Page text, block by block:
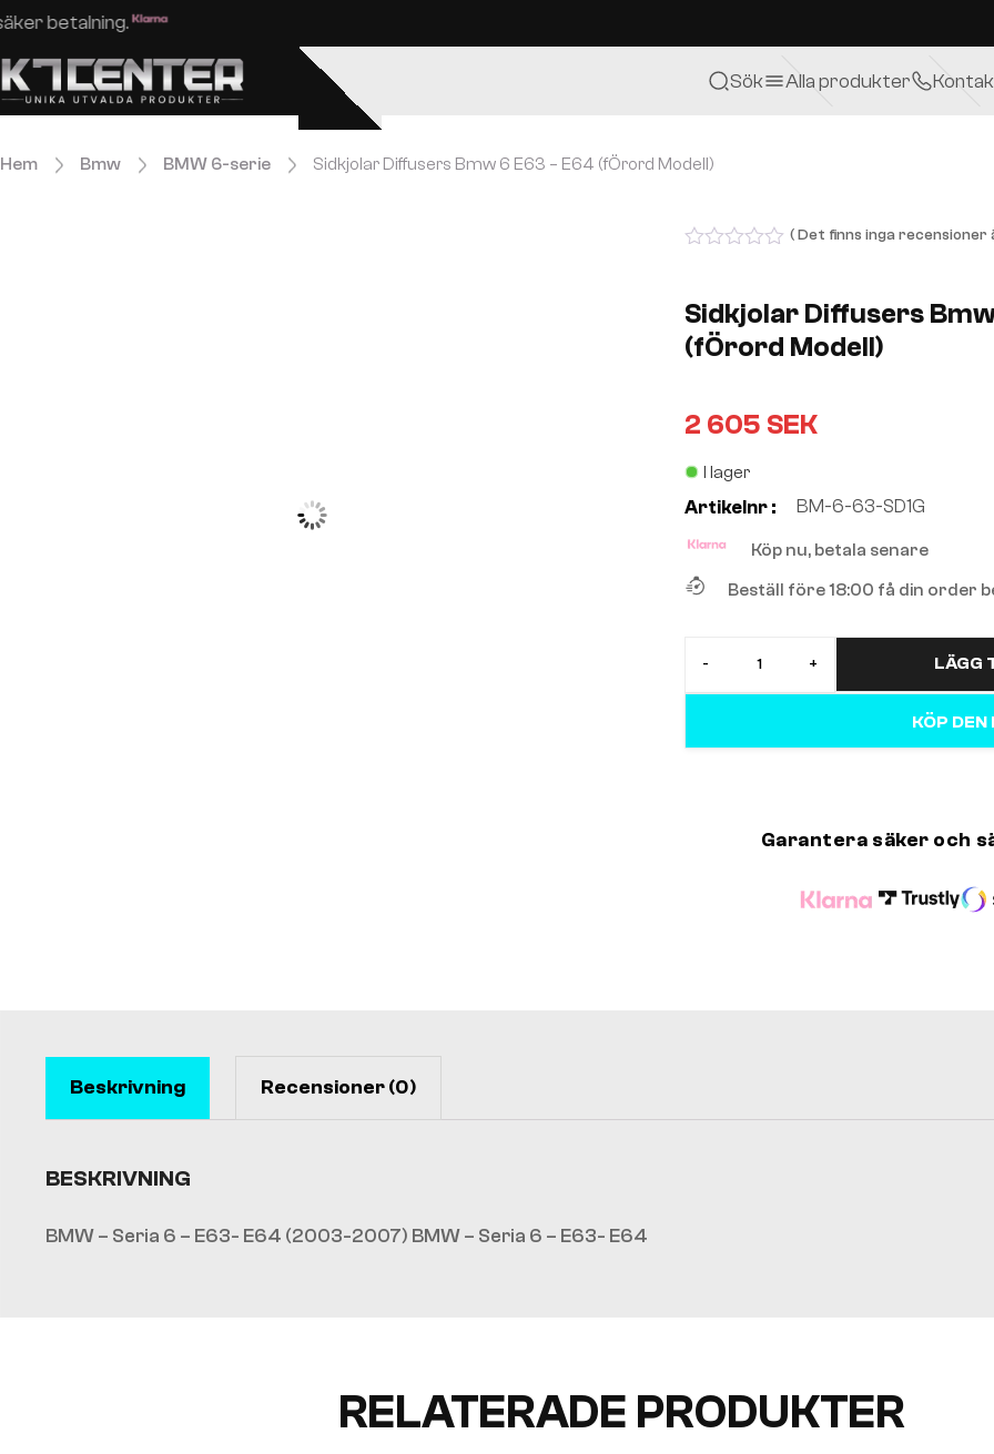
Enkel och säker betalning.
Sök Alla produkter
Hem Bmw BMW 6-serie Sidkjolar Diffusers Bmw 6 E63 – E64 (fÖrord Modell)
of
5
( Det finns inga recensioner
Sidkjolar Diffusers
(fÖrord Modell)
2 605 SEK
I lager
Artikelnr : BM-6-63-SD1G
Köp nu, betala senare
Beställ före 18:00 få din order
- + LÄGG
KÖP DEN
Garantera säker och
Beskrivning Recensioner (0)
BESKRIVNING
BMW – Seria 6 – E63- E64 (2003-2007) BMW – Seria 6 – E63- E64
RELATERADE PRODUKTER